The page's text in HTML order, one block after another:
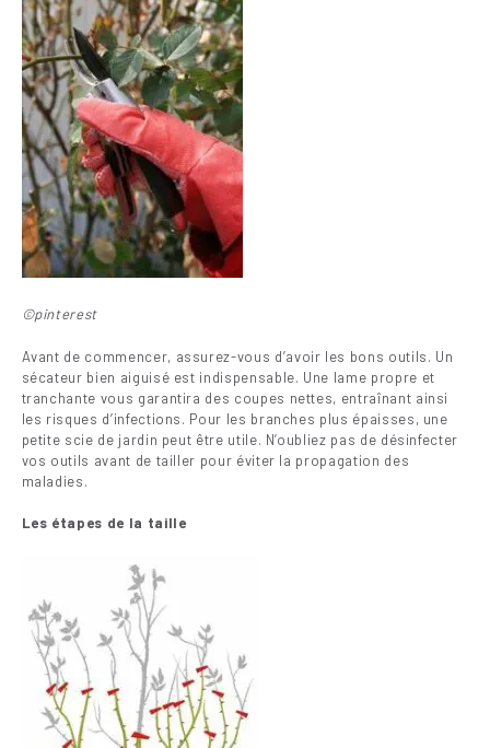
©pinterest
Avant de commencer, assurez-vous d’avoir les bons outils. Un
sécateur bien aiguisé est indispensable. Une lame propre et
tranchante vous garantira des coupes nettes, entraînant ainsi
les risques d’infections. Pour les branches plus épaisses, une
petite scie de jardin peut être utile. N’oubliez pas de désinfecter
vos outils avant de tailler pour éviter la propagation des
maladies.
Les étapes de la taille